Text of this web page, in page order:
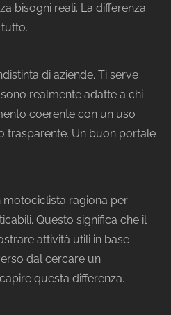
bisogni reali. La differenza
di aziende. Ti serve
realmente adatte a chi
coerente con un uso
trasparente. Un buon portale
motociclista ragiona per
Questo significa che il
attività utili in base
dal cercare un
questa differenza.